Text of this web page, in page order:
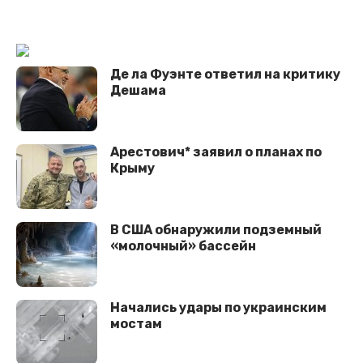
Де ла Фуэнте ответил на критику
Дешама
Арестович* заявил о планах по
Крыму
В США обнаружили подземный
«молочный» бассейн
Начались удары по украинским
мостам